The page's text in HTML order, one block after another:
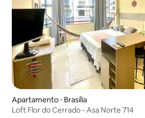
Apartamento ⋅ Brasília
Loft Flor do Cerrado - Asa Norte 714